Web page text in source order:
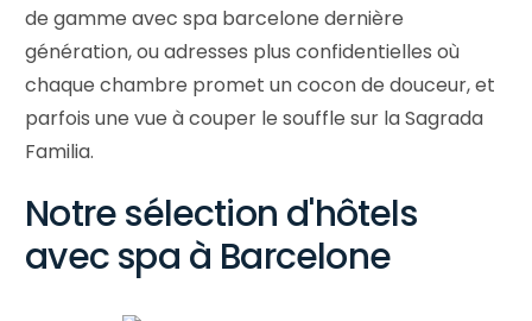
de gamme avec spa barcelone dernière
génération, ou adresses plus confidentielles où
chaque chambre promet un cocon de douceur, et
parfois une vue à couper le souffle sur la Sagrada
Familia.
Notre sélection d'hôtels
avec spa à Barcelone